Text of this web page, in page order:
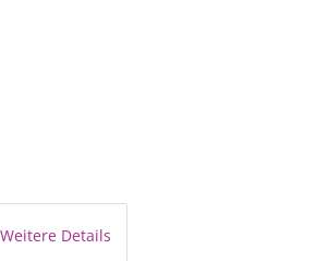
Weitere Details